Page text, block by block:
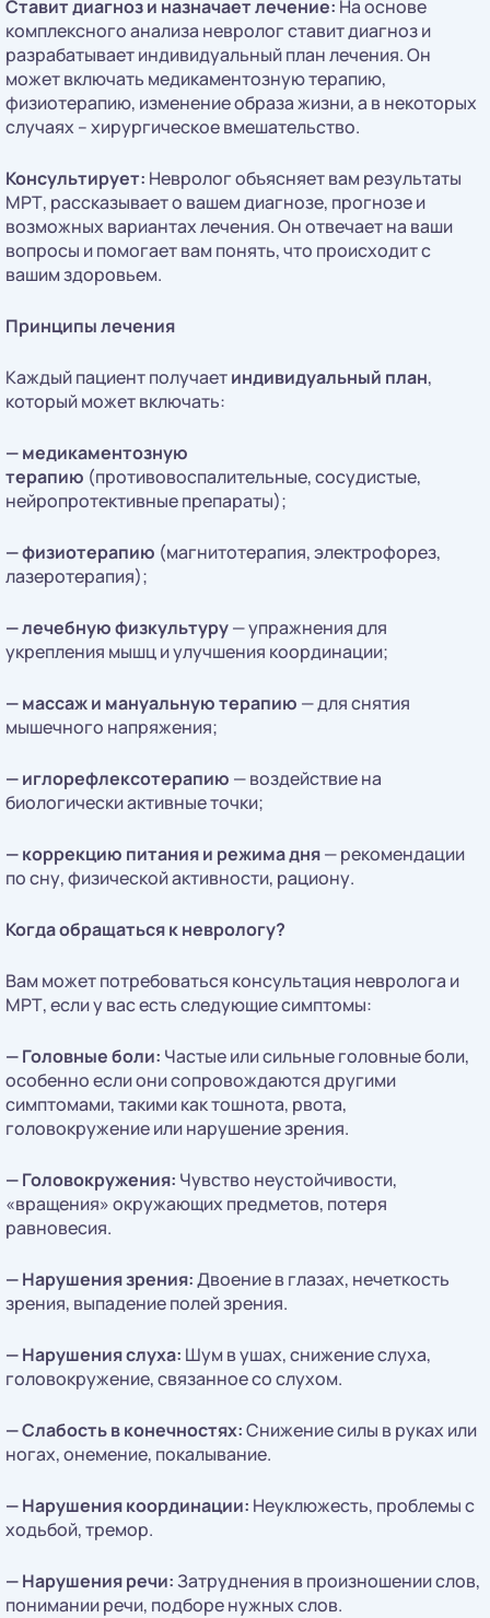
Ставит диагноз и назначает лечение: На основе
комплексного анализа невролог ставит диагноз и
разрабатывает индивидуальный план лечения. Он
может включать медикаментозную терапию,
физиотерапию, изменение образа жизни, а в некоторых
случаях – хирургическое вмешательство.
Консультирует: Невролог объясняет вам результаты
МРТ, рассказывает о вашем диагнозе, прогнозе и
возможных вариантах лечения. Он отвечает на ваши
вопросы и помогает вам понять, что происходит с
вашим здоровьем.
Принципы лечения
Каждый пациент получаетиндивидуальный план,
который может включать:
— медикаментозную
терапию (противовоспалительные, сосудистые,
нейропротективные препараты);
—физиотерапию (магнитотерапия, электрофорез,
лазеротерапия);
—лечебную физкультуру— упражнения для
укрепления мышц и улучшения координации;
—массаж и мануальную терапию — для снятия
мышечного напряжения;
—иглорефлексотерапию — воздействие на
биологически активные точки;
—коррекцию питания и режима дня— рекомендации
по сну, физической активности, рациону.
Когда обращаться к неврологу?
Вам может потребоваться консультация невролога и
МРТ, если у вас есть следующие симптомы:
—Головные боли: Частые или сильные головные боли,
особенно если они сопровождаются другими
симптомами, такими как тошнота, рвота,
головокружение или нарушение зрения.
—Головокружения: Чувство неустойчивости,
«вращения» окружающих предметов, потеря
равновесия.
—Нарушения зрения:Двоение в глазах, нечеткость
зрения, выпадение полей зрения.
—Нарушения слуха: Шум в ушах, снижение слуха,
головокружение, связанное со слухом.
—Слабость в конечностях:Снижение силы в руках или
ногах, онемение, покалывание.
—Нарушения координации: Неуклюжесть, проблемы с
ходьбой, тремор.
—Нарушения речи:Затруднения в произношении слов,
понимании речи, подборе нужных слов.